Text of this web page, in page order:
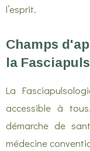
l’esprit.
Champs
la
La
accessible à
démarche de
médecine